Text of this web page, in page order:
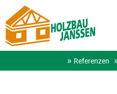
Referenzen